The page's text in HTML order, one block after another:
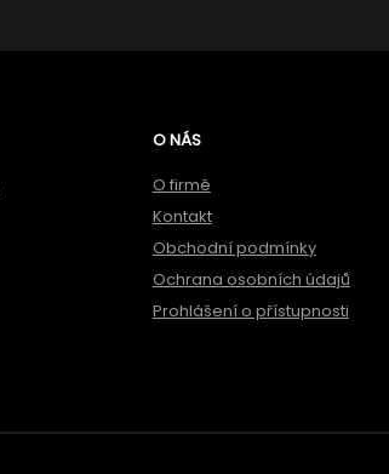
O NÁS
O firmě
Kontakt
Obchodní podmínky
Ochrana osobních údajů
Prohlášení o přístupnosti